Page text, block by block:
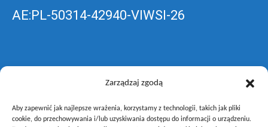
Zarządzaj zgodą
Aby zapewnić jak najlepsze wrażenia, korzystamy z technologii, takich jak pliki
cookie, do przechowywania i/lub uzyskiwania dostępu do informacji o urządzeniu.
AE:PL-50314-42940-VIWSI-26
Skrzynka EPUAP: ZespolLowicz
wyślij pismo ogólne do szkoły –poprzez